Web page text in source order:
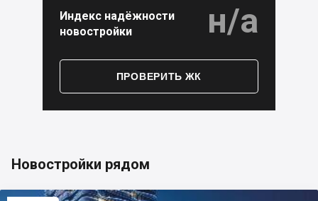
Индекс надёжности
новостройки
н/а
ПРОВЕРИТЬ ЖК
Новостройки рядом